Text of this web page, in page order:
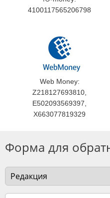
4100117565206798
Web Money:
Z218127693810,
E502093569397,
X663077819329
Форма для